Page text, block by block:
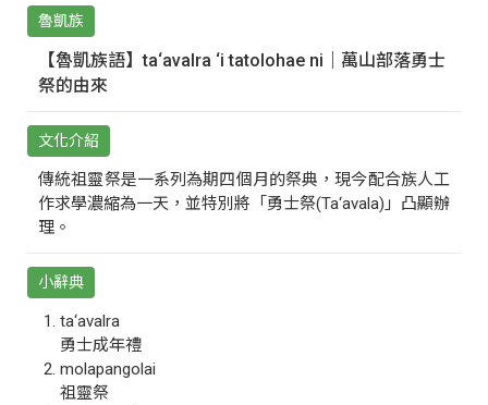
魯凱族
【魯凱族語】ta‘avalra ‘i tatolohae ni｜萬山部落勇士
祭的由來
文化介紹
傳統祖靈祭是一系列為期四個月的祭典，現今配合族人工
作求學濃縮為一天，並特別將「勇士祭(Ta‘avala)」凸顯辦
理。
小辭典
ta‘avalra
勇士成年禮
molapangolai
祖靈祭